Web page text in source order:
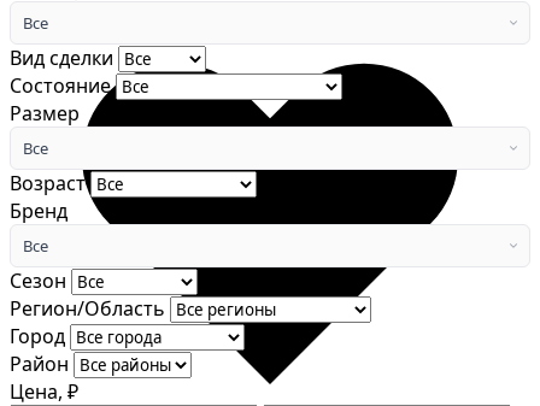
Все
Вид сделки
Состояние
Размер
Все
Возраст
Бренд
Все
Сезон
Регион/Область
Город
Район
Цена, ₽